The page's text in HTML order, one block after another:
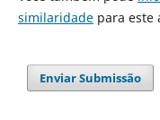
similaridadepara este
Enviar Submissão